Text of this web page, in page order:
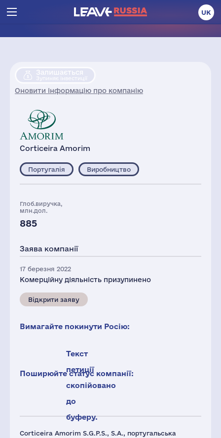
UK
Залишається
Зупиняє інвестиції
Оновити інформацію про компанію
Corticeira Amorim
Corticeira Amorim S.G.P.S., S.A., португальська
Португалія Виробництво
Глоб.виручка,
млн.дол.
885
Заява компанії
17 березня 2022
Комерційну діяльність призупинено
Відкрити заяву
Вимагайте покинути Росію:
Текст
петиції
скопійовано
до
буферу.
Поширюйте статус компанії: